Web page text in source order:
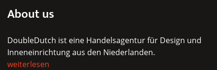
About us
DoubleDutch ist eine Handelsagentur für Design und
Inneneinrichtung aus den Niederlanden.
weiterlesen